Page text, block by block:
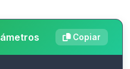
Copiar